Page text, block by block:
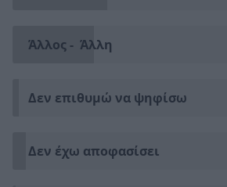
Άλλος - Άλλη
Δεν επιθυμώ να ψηφίσω
Δεν έχω αποφασίσει